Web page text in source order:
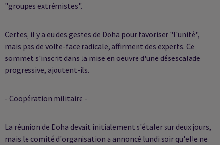
"groupes extrémistes".
Certes, il y a eu des gestes de Doha pour favoriser "l'unité",
mais pas de volte-face radicale, affirment des experts. Ce
sommet s'inscrit dans la mise en oeuvre d'une désescalade
progressive, ajoutent-ils.
- Coopération militaire -
La réunion de Doha devait initialement s'étaler sur deux jours,
mais le comité d'organisation a annoncé lundi soir qu'elle ne